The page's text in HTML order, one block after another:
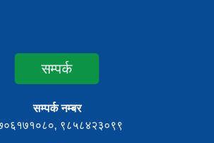
सम्पर्क
सम्पर्क नम्बर
९८५८४२३०९९